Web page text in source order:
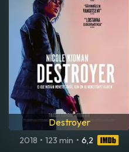
Destroyer
2018 • 123 min • 6,2